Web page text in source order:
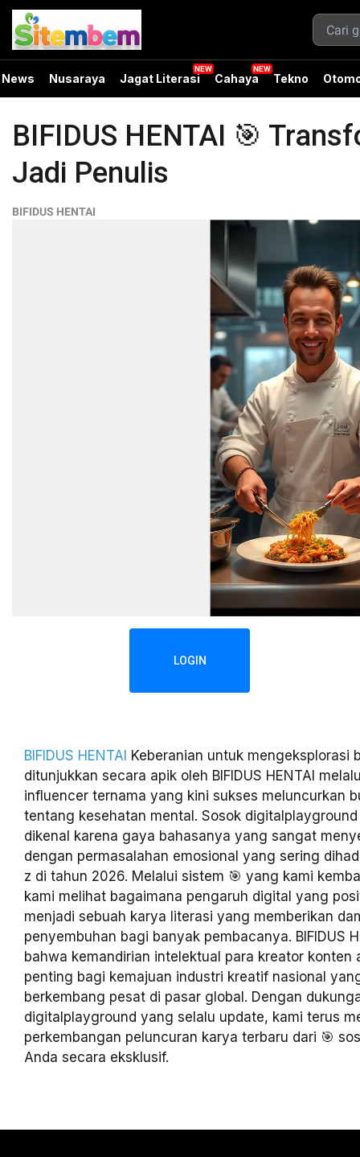
News Nusaraya Jagat Literasi Cahaya Tekno
BIFIDUS HENTAI 🎯
Jadi Penulis
BIFIDUS HENTAI
LOGIN
BIFIDUS HENTAI Keberanian untuk mengeksplorasi
ditunjukkan secara apik oleh BIFIDUS HENTAI
influencer ternama yang kini sukses meluncurkan
tentang kesehatan mental. Sosok
dikenal karena gaya bahasanya yang sangat
dengan permasalahan emosional yang sering
z di tahun 2026. Melalui sistem 🎯 yang kami
kami melihat bagaimana pengaruh digital yang
menjadi sebuah karya literasi yang memberikan
penyembuhan bagi banyak pembacanya. BIFIDUS
bahwa kemandirian intelektual para kreator konten
penting bagi kemajuan industri kreatif nasional
berkembang pesat di pasar global. Dengan
digitalplayground yang selalu update, kami terus
perkembangan peluncuran karya terbaru dari 🎯
Anda secara eksklusif.